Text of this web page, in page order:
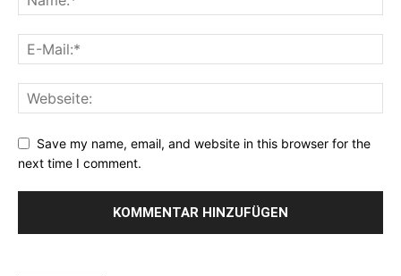
Save my name, email, and website in this browser for the
next time I comment.